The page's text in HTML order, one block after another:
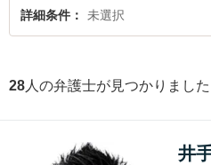
くの弁護士を検索したい』『初回相談無
詳細条件 未選択
28 人の弁護士が見つかりました
井